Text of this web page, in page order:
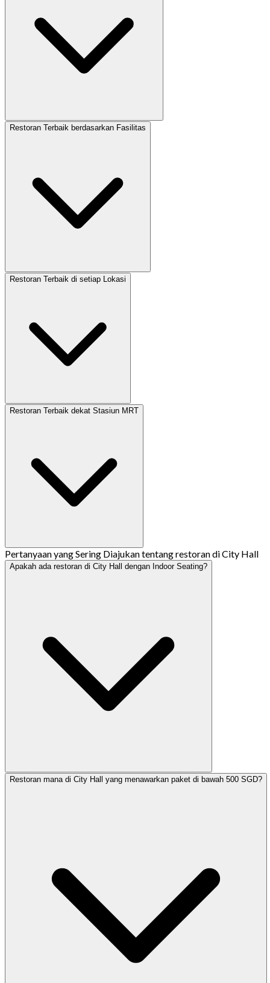
Restoran Terbaik berdasarkan Fasilitas
Restoran Terbaik di setiap Lokasi
Restoran Terbaik dekat Stasiun MRT
Pertanyaan yang Sering Diajukan tentang restoran di City Hall
Apakah ada restoran di City Hall dengan Indoor Seating?
Restoran mana di City Hall yang menawarkan paket di bawah 500 SGD?